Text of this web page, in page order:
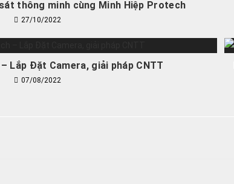
thông minh cùng Minh Hiệp Protech
27/10/2022
Lắp Đặt Camera, giải pháp CNTT
07/08/2022